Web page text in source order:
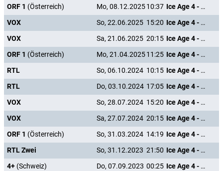
ORF 1 (Österreich) Mo, 08.12.202510:37
Ice Age 4 - Voll verschoben
VOX
So, 22.06.2025 15:20
Ice Age 4 - Voll verschoben
VOX
Sa, 21.06.2025 20:15
Ice Age 4 - Voll verschoben
ORF 1 (Österreich) Mo, 21.04.202511:25
Ice Age 4 - Voll verschoben
RTL
So, 06.10.2024 10:15
Ice Age 4 - Voll verschoben
RTL
Do, 03.10.2024 17:05
Ice Age 4 - Voll verschoben
VOX
So, 28.07.2024 15:20
Ice Age 4 - Voll verschoben
VOX
Sa, 27.07.2024 20:15
Ice Age 4 - Voll verschoben
ORF 1 (Österreich) So, 31.03.2024 14:19
Ice Age 4 - Voll verschoben
RTL Zwei
So, 31.12.2023 21:50
Ice Age 4 - Voll verschoben
4+ (Schweiz) Do, 07.09.2023 00:25
Ice Age 4 - Voll verschoben